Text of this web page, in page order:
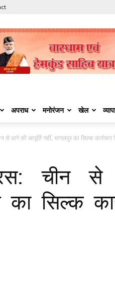
अपराध मनोरंजन खेल
से धागे की आपूर्ति नहीं, भागलपुर का सिल्क
चीन
का सिल्क